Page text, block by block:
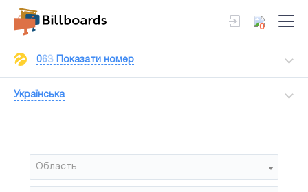
0
063 Показати номер
Українська
Область